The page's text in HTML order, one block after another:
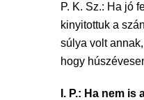
P. K. Sz.: Ha jó
kinyitottuk a
súlya volt
hogy
I. P.: Ha nem